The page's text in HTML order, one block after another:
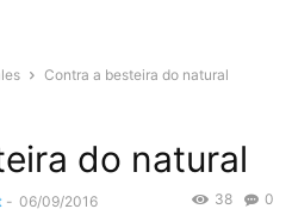
Contra a besteira do natural
do natural
- 06/09/2016 0
38